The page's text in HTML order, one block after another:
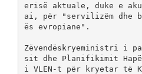
erisë aktuale, duke e
ai, për "servilizëm dhe
ës evropiane".
Zëvendëskryeministri i
sit dhe Planifikimit
i VLEN-t për kryetar të